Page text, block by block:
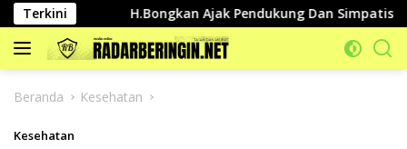
Langsung
ke
konten
Terkini H.Bongkan Ajak Pendukung Dan Simpatisannya
Beranda Kesehatan
Kesehatan